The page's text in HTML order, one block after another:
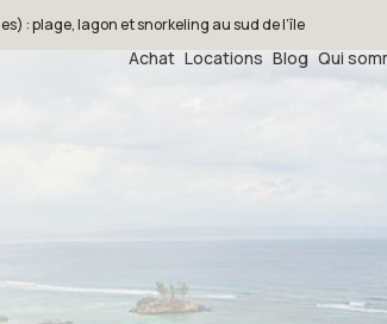
Achat Locations Blog Qui
: plage, lagon et snorkeling au sud de l’île